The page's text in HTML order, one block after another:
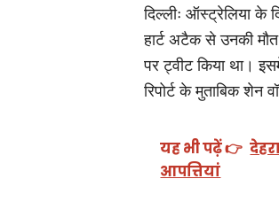
दिल्लीः ऑस्ट्रेलिया के
हार्ट अटैक से उनकी
पर ट्वीट किया था।
रिपोर्ट के मुताबिक शेन
यह भी पढ़ें 👉
आपत्तियां